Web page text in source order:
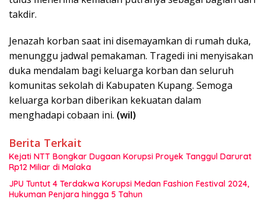
takdir.
Jenazah korban saat ini disemayamkan di rumah duka,
menunggu jadwal pemakaman. Tragedi ini menyisakan
duka mendalam bagi keluarga korban dan seluruh
komunitas sekolah di Kabupaten Kupang. Semoga
keluarga korban diberikan kekuatan dalam
menghadapi cobaan ini. (wil)
Berita Terkait
Kejati NTT Bongkar Dugaan Korupsi Proyek Tanggul Darurat
Rp12 Miliar di Malaka
JPU Tuntut 4 Terdakwa Korupsi Medan Fashion Festival 2024,
Hukuman Penjara hingga 5 Tahun